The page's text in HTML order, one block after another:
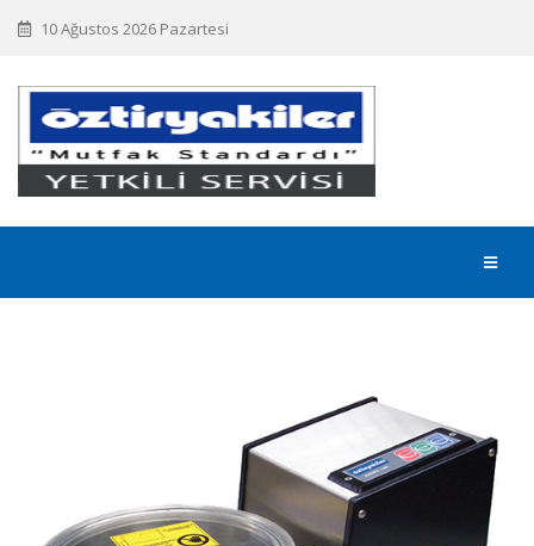
10 Ağustos 2026 Pazartesi